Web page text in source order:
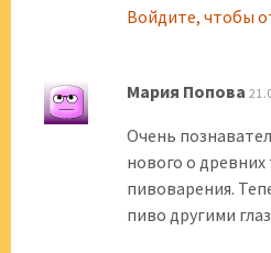
Войдите, чтобы
Мария Попова
Очень
нового о
пивоварения.
пиво другими